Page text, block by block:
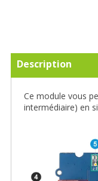
Description
Ce module vous
intermédiaire) en